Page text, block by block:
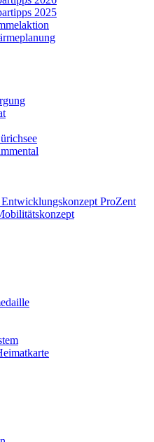
2025
Entwicklungskonzept ProZent